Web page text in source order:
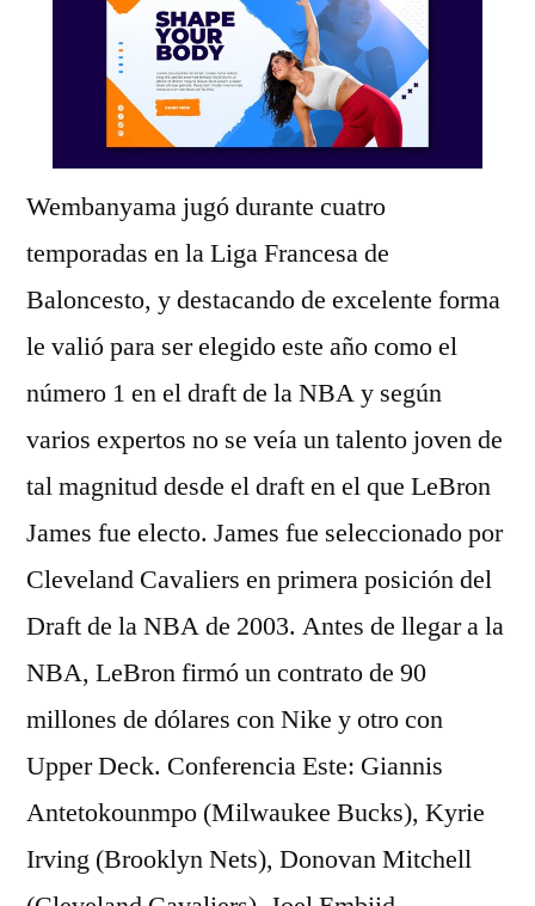
Wembanyama jugó durante cuatro
temporadas en la Liga Francesa de
Baloncesto, y destacando de excelente forma
le valió para ser elegido este año como el
número 1 en el draft de la NBA y según
varios expertos no se veía un talento joven de
tal magnitud desde el draft en el que LeBron
James fue electo. James fue seleccionado por
Cleveland Cavaliers en primera posición del
Draft de la NBA de 2003. Antes de llegar a la
NBA, LeBron firmó un contrato de 90
millones de dólares con Nike y otro con
Upper Deck. Conferencia Este: Giannis
Antetokounmpo (Milwaukee Bucks), Kyrie
Irving (Brooklyn Nets), Donovan Mitchell